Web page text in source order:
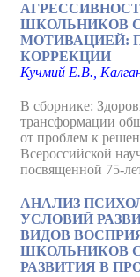
ШКОЛЬНИКОВ
МОТИВАЦИЕЙ:
КОРРЕКЦИИ
Кучмий Е.В.,
В сборнике:
трансформации
от проблем к
Всероссийской
посвященной 75-
АНАЛИЗ
УСЛОВИЙ
ВИДОВ
ШКОЛЬНИКОВ
РАЗВИТИЯ В